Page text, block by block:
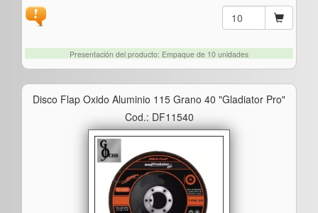
Presentación del producto: Empaque de 10 unidades
Disco Flap Oxido Aluminio 115 Grano 40 "gladiator Pro"
Cod.: DF11540